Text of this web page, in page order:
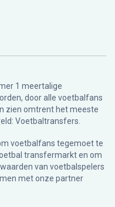
1 meertalige
door alle voetbalfans
zien omtrent het meeste
Voetbaltransfers.
voetbalfans tegemoet te
transfermarkt en om
van voetbalspelers
met onze partner